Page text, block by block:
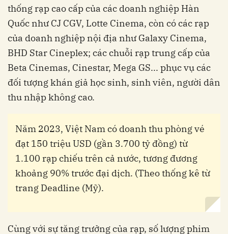
thống rạp cao cấp của các doanh nghiệp Hàn
Quốc như CJ CGV, Lotte Cinema, còn có các rạp
của doanh nghiệp nội địa như Galaxy Cinema,
BHD Star Cineplex; các chuỗi rạp trung cấp của
Beta Cinemas, Cinestar, Mega GS... phục vụ các
đối tượng khán giả học sinh, sinh viên, người dân
thu nhập không cao.
Năm 2023, Việt Nam có doanh thu phòng vé
đạt 150 triệu USD (gần 3.700 tỷ đồng) từ
1.100 rạp chiếu trên cả nước, tương đương
khoảng 90% trước đại dịch. (Theo thống kê từ
trang Deadline (Mỹ).
Cùng với sự tăng trưởng của rạp, số lượng phim